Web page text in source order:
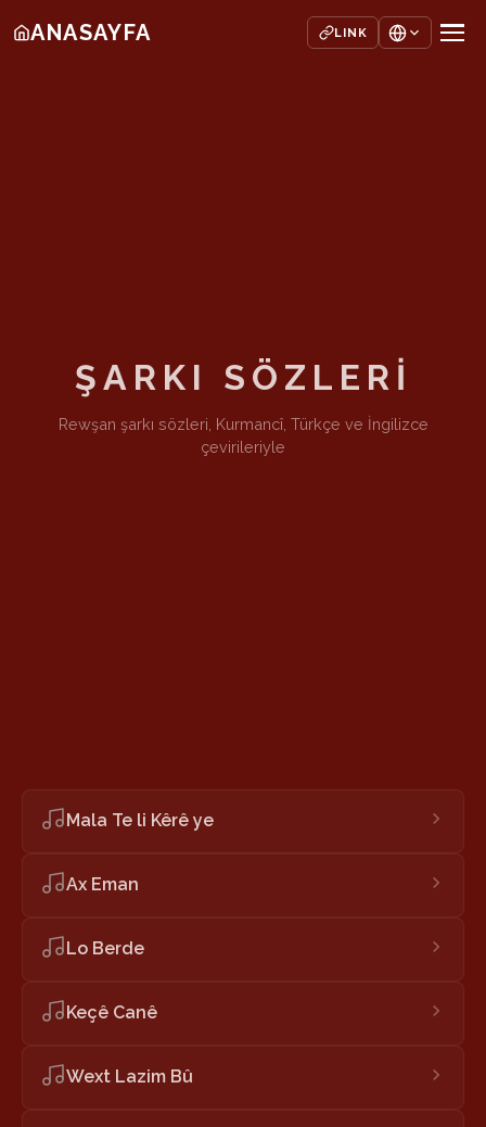
ANASAYFA LINK
ŞARKI SÖZLERİ
Rewşan şarkı sözleri, Kurmancî, Türkçe ve İngilizce
çevirileriyle
Mala Te li Kêrê ye
Ax Eman
Lo Berde
Keçê Canê
Wext Lazim Bû